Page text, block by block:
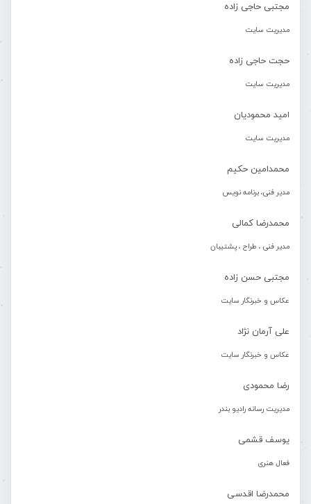
مجتبی حاجی زاده
مدیریت سایت
حجت حاجی زاده
مدیریت سایت
امید محمودیان
مدیریت سایت
محمدامین حکیم
مدیر فنی، برنامه نویس
محمدرضا کمالی
مدیر فنی ، طراح ، پشتیبان
مجتبی حسن زاده
عکاس و خبرنگار سایت
علی آرمان نژاد
عکاس و خبرنگار سایت
رضا محمودی
مدیریت رسانه رادیو بندر
یوسف قشمی
فعال هنری
محمدرضا اقدسی